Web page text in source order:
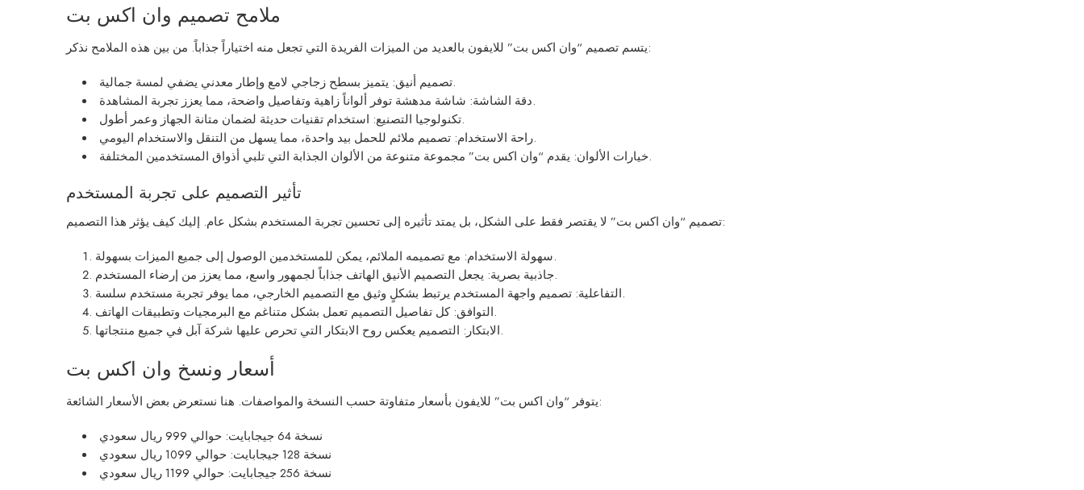
ملامح تصميم وان اكس بت
يتسم تصميم “وان اكس بت” للايفون بالعديد من الميزات الفريدة التي تجعل منه اختياراً جذاباً. من بين هذه الملامح نذكر:
تصميم أنيق: يتميز بسطح زجاجي لامع وإطار معدني يضفي لمسة جمالية.
دقة الشاشة: شاشة مدهشة توفر ألواناً زاهية وتفاصيل واضحة، مما يعزز تجربة المشاهدة.
تكنولوجيا التصنيع: استخدام تقنيات حديثة لضمان متانة الجهاز وعمر أطول.
راحة الاستخدام: تصميم ملائم للحمل بيد واحدة، مما يسهل من التنقل والاستخدام اليومي.
خيارات الألوان: يقدم “وان اكس بت” مجموعة متنوعة من الألوان الجذابة التي تلبي أذواق المستخدمين المختلفة.
تأثير التصميم على تجربة المستخدم
تصميم “وان اكس بت” لا يقتصر فقط على الشكل، بل يمتد تأثيره إلى تحسين تجربة المستخدم بشكل عام. إليك كيف يؤثر هذا التصميم:
سهولة الاستخدام: مع تصميمه الملائم، يمكن للمستخدمين الوصول إلى جميع الميزات بسهولة.
جاذبية بصرية: يجعل التصميم الأنيق الهاتف جذاباً لجمهور واسع، مما يعزز من إرضاء المستخدم.
التفاعلية: تصميم واجهة المستخدم يرتبط بشكلٍ وثيق مع التصميم الخارجي، مما يوفر تجربة مستخدم سلسة.
التوافق: كل تفاصيل التصميم تعمل بشكل متناغم مع البرمجيات وتطبيقات الهاتف.
الابتكار: التصميم يعكس روح الابتكار التي تحرص عليها شركة آبل في جميع منتجاتها.
أسعار ونسخ وان اكس بت
يتوفر “وان اكس بت” للايفون بأسعار متفاوتة حسب النسخة والمواصفات. هنا نستعرض بعض الأسعار الشائعة:
نسخة 64 جيجابايت: حوالي 999 ريال سعودي
نسخة 128 جيجابايت: حوالي 1099 ريال سعودي
نسخة 256 جيجابايت: حوالي 1199 ريال سعودي